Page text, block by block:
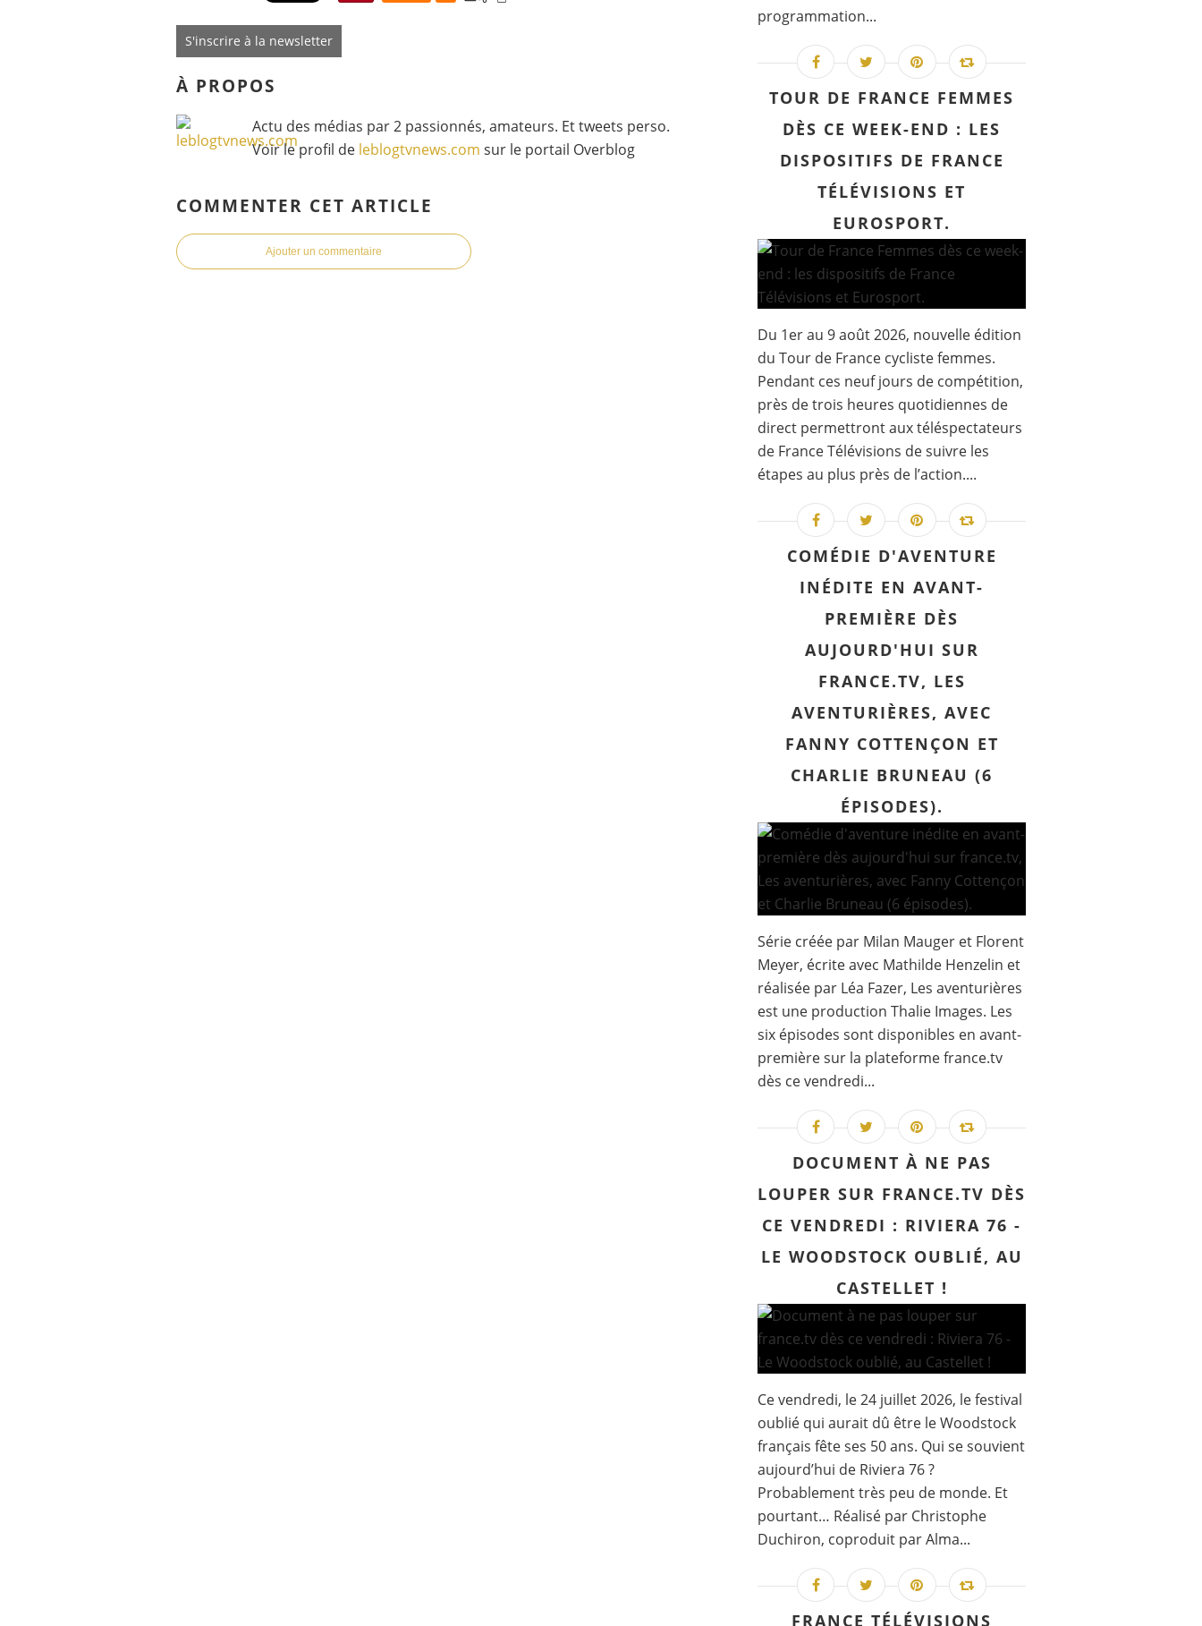
S'inscrire à la newsletter
À PROPOS
Actu des médias par 2 passionnés, amateurs. Et tweets perso.
Voir le profil de leblogtvnews.com sur le portail Overblog
COMMENTER CET ARTICLE
Ajouter un commentaire
programmation...
TOUR DE FRANCE FEMMES
DÈS CE WEEK-END : LES
DISPOSITIFS DE FRANCE
TÉLÉVISIONS ET
EUROSPORT.
Du 1er au 9 août 2026, nouvelle édition
du Tour de France cycliste femmes.
Pendant ces neuf jours de compétition,
près de trois heures quotidiennes de
direct permettront aux téléspectateurs
de France Télévisions de suivre les
étapes au plus près de l’action....
COMÉDIE D'AVENTURE
INÉDITE EN AVANT-
PREMIÈRE DÈS
AUJOURD'HUI SUR
FRANCE.TV, LES
AVENTURIÈRES, AVEC
FANNY COTTENÇON ET
CHARLIE BRUNEAU (6
ÉPISODES).
Série créée par Milan Mauger et Florent
Meyer, écrite avec Mathilde Henzelin et
réalisée par Léa Fazer, Les aventurières
est une production Thalie Images. Les
six épisodes sont disponibles en avant-
première sur la plateforme france.tv
dès ce vendredi...
DOCUMENT À NE PAS
LOUPER SUR FRANCE.TV DÈS
CE VENDREDI : RIVIERA 76 -
LE WOODSTOCK OUBLIÉ, AU
CASTELLET !
Ce vendredi, le 24 juillet 2026, le festival
oublié qui aurait dû être le Woodstock
français fête ses 50 ans. Qui se souvient
aujourd’hui de Riviera 76 ?
Probablement très peu de monde. Et
pourtant… Réalisé par Christophe
Duchiron, coproduit par Alma...
FRANCE TÉLÉVISIONS